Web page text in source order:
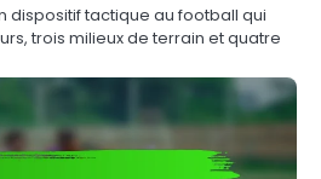
dispositif tactique au football qui
trois milieux de terrain et quatre